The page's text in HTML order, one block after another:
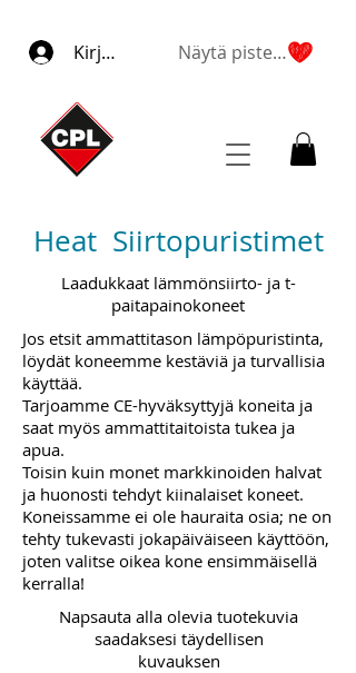
Kirjaudu Näytä pisteet
Heat Siirtopuristimet
Laadukkaat lämmönsiirto- ja t-
paitapainokoneet
Jos etsit ammattitason lämpöpuristinta,
löydät koneemme kestäviä ja turvallisia
käyttää.
Tarjoamme CE-hyväksyttyjä koneita ja
saat myös ammattitaitoista tukea ja
apua.
Toisin kuin monet markkinoiden halvat
ja huonosti tehdyt kiinalaiset koneet.
Koneissamme ei ole hauraita osia; ne on
tehty tukevasti jokapäiväiseen käyttöön,
joten valitse oikea kone ensimmäisellä
kerralla!
Napsauta alla olevia tuotekuvia
saadaksesi täydellisen
kuvauksen